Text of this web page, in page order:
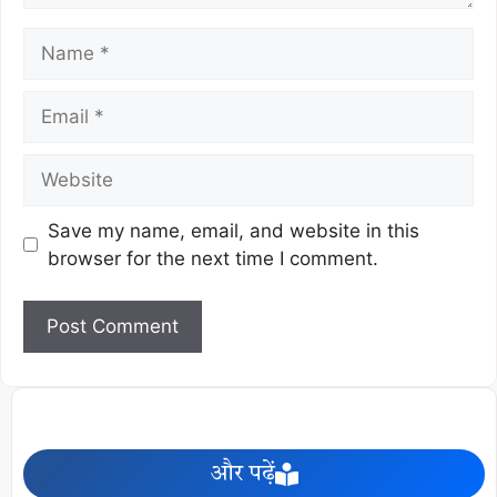
Save my name, email, and website in this
browser for the next time I comment.
और पढ़ें